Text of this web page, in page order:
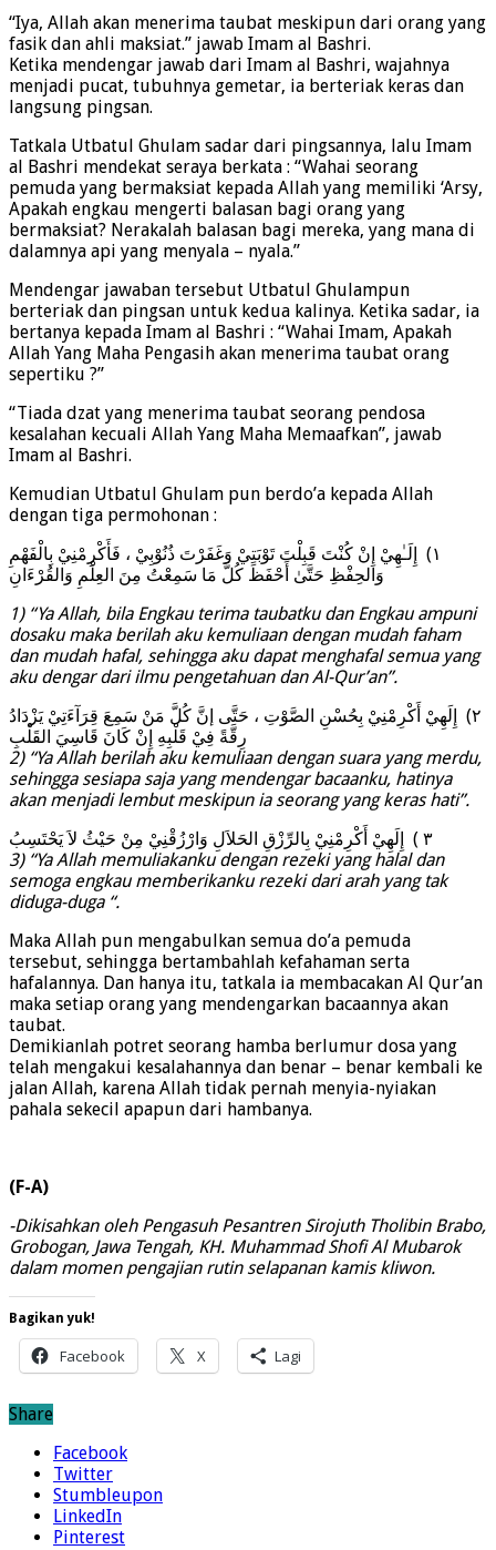
“Iya, Allah akan menerima taubat meskipun dari orang yang
fasik dan ahli maksiat.” jawab Imam al Bashri.
Ketika mendengar jawab dari Imam al Bashri, wajahnya
menjadi pucat, tubuhnya gemetar, ia berteriak keras dan
langsung pingsan.
Tatkala Utbatul Ghulam sadar dari pingsannya, lalu Imam
al Bashri mendekat seraya berkata : “Wahai seorang
pemuda yang bermaksiat kepada Allah yang memiliki ‘Arsy,
Apakah engkau mengerti balasan bagi orang yang
bermaksiat? Nerakalah balasan bagi mereka, yang mana di
dalamnya api yang menyala – nyala.”
Mendengar jawaban tersebut Utbatul Ghulampun
berteriak dan pingsan untuk kedua kalinya. Ketika sadar, ia
bertanya kepada Imam al Bashri : “Wahai Imam, Apakah
Allah Yang Maha Pengasih akan menerima taubat orang
sepertiku ?”
“Tiada dzat yang menerima taubat seorang pendosa
kesalahan kecuali Allah Yang Maha Memaafkan”, jawab
Imam al Bashri.
Kemudian Utbatul Ghulam pun berdo’a kepada Allah
dengan tiga permohonan :
١) إِلَـٰهِيْ إِنْ كُنْتَ قَبِلْتَ تَوْبَتِيْ وَغَفَرْتَ ذُنُوْبِيْ ، فَأَكْرِمْنِيْ بِالْفَهْمِ
وَالحِفْظِ حَتَّىٰ أَحْفَظَ كُلَّ مَا سَمِعْتُ مِنَ العِلْمِ وَالقُرْءَانِ
1) “Ya Allah, bila Engkau terima taubatku dan Engkau ampuni
dosaku maka berilah aku kemuliaan dengan mudah faham
dan mudah hafal, sehingga aku dapat menghafal semua yang
aku dengar dari ilmu pengetahuan dan Al-Qur’an”.
٢) إِلَهِيْ أَكْرِمْنِيْ بِحُسْنِ الصَّوْتِ ، حَتَّى إنَّ كُلَّ مَنْ سَمِعَ قِرَآءَتِيْ يَزْدَادُ
رِقَّةً فِيْ قَلْبِهِ إِنْ كَانَ قَاسِيَ القَلْبِ
2) “Ya Allah berilah aku kemuliaan dengan suara yang merdu,
sehingga sesiapa saja yang mendengar bacaanku, hatinya
akan menjadi lembut meskipun ia seorang yang keras hati”.
٣ ) إِلَهِيْ أَكْرِمْنِيْ بِالرِّزْقِ الحَلاَلِ وَارْزُقْنِيْ مِنْ حَيْثُ لاَ يَحْتَسِبُ
3) “Ya Allah memuliakanku dengan rezeki yang halal dan
semoga engkau memberikanku rezeki dari arah yang tak
diduga-duga “.
Maka Allah pun mengabulkan semua do’a pemuda
tersebut, sehingga bertambahlah kefahaman serta
hafalannya. Dan hanya itu, tatkala ia membacakan Al Qur’an
maka setiap orang yang mendengarkan bacaannya akan
taubat.
Demikianlah potret seorang hamba berlumur dosa yang
telah mengakui kesalahannya dan benar – benar kembali ke
jalan Allah, karena Allah tidak pernah menyia-nyiakan
pahala sekecil apapun dari hambanya.
(F-A)
-Dikisahkan oleh Pengasuh Pesantren Sirojuth Tholibin Brabo,
Grobogan, Jawa Tengah, KH. Muhammad Shofi Al Mubarok
dalam momen pengajian rutin selapanan kamis kliwon.
Bagikan yuk!
Facebook X Lagi
Share
Facebook
Twitter
Stumbleupon
LinkedIn
Pinterest